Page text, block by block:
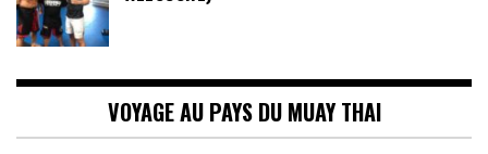
VOYAGE AU PAYS DU MUAY THAI